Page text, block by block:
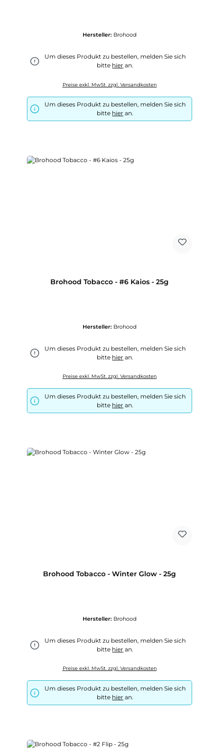
Hersteller: Brohood
Um dieses Produkt zu bestellen, melden Sie sich
bitte hier an.
Preise exkl. MwSt. zzgl. Versandkosten
Um dieses Produkt zu bestellen, melden Sie sich
bitte hier an.
Brohood Tobacco - #6 Kaios - 25g
Hersteller: Brohood
Um dieses Produkt zu bestellen, melden Sie sich
bitte hier an.
Preise exkl. MwSt. zzgl. Versandkosten
Um dieses Produkt zu bestellen, melden Sie sich
bitte hier an.
Brohood Tobacco - Winter Glow - 25g
Hersteller: Brohood
Um dieses Produkt zu bestellen, melden Sie sich
bitte hier an.
Preise exkl. MwSt. zzgl. Versandkosten
Um dieses Produkt zu bestellen, melden Sie sich
bitte hier an.